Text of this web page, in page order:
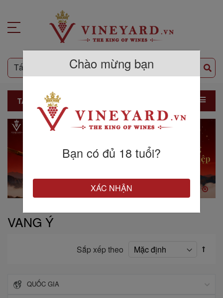
TẤT CẢ SẢN PHẨM
VANG Ý
Sắp xếp theo
QUỐC GIA
Chào mừng bạn
Bạn có đủ 18 tuổi?
XÁC NHẬN